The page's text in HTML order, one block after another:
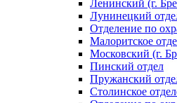
Ленинский (г.
Лунинецкий
Отделение по
Малоритское
Московский (г.
Пинский отдел
Пружанский
Столинское